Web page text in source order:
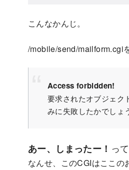
こんなかんじ。
/mobile/send/mailform.cgi
Access forbidden!
要求されたオブジェク
みに失敗したかでしょ
あー、しまったー！ っ
なんせ、このCGIはここ